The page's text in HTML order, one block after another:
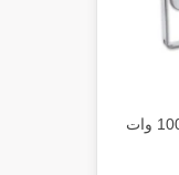
پروژکتور SMD شعاع 100 وات